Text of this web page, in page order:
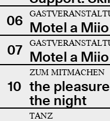
06 Motel a
07 Motel a
10
ZUM MITMACHEN
the
the night
TANZ